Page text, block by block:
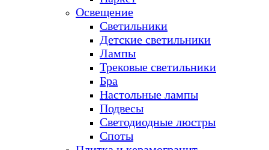
Освещение
Светильники
Детские светильники
Лампы
Трековые светильники
Бра
Настольные лампы
Подвесы
Светодиодные люстры
Споты